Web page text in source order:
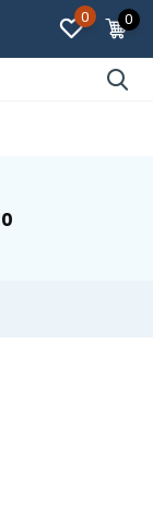
0 0